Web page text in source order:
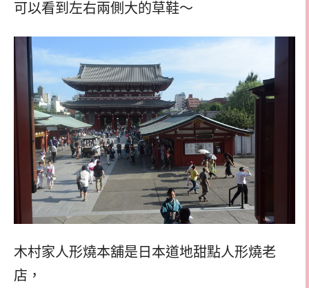
可以看到左右兩側大的草鞋～
木村家人形燒本舖是日本道地甜點人形燒老
店，